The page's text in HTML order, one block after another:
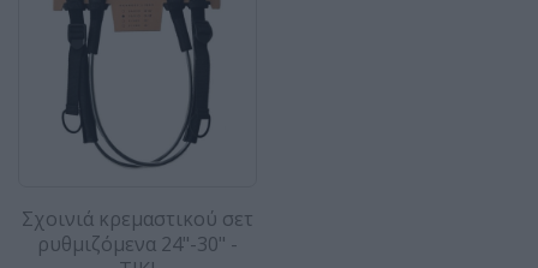
Σχοινιά κρεμαστικού σετ
ρυθμιζόμενα 24"-30" -